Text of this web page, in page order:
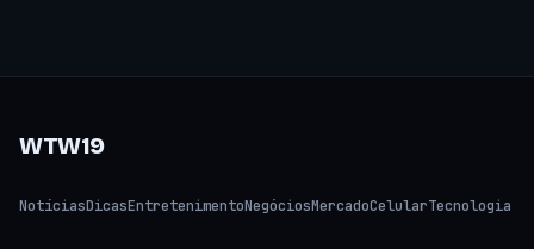
WTW19
NotíciasDicasEntretenimentoNegóciosMercadoCelularTecnologia